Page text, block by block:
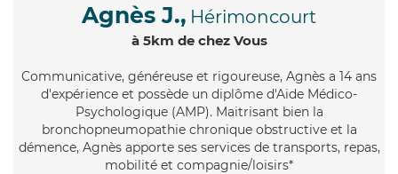
Agnès J., Hérimoncourt
à 5km de chez Vous
Communicative, généreuse et rigoureuse, Agnès a 14 ans
d'expérience et possède un diplôme d'Aide Médico-
Psychologique (AMP). Maitrisant bien la
bronchopneumopathie chronique obstructive et la
démence, Agnès apporte ses services de transports, repas,
mobilité et compagnie/loisirs*